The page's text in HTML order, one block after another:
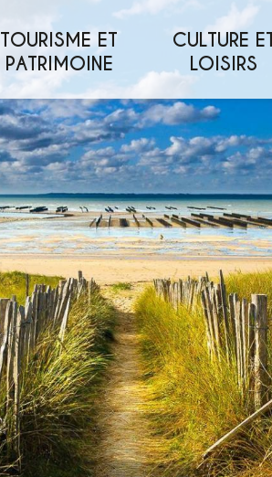
TOURISME ET
PATRIMOINE
CULTURE
LOISIRS